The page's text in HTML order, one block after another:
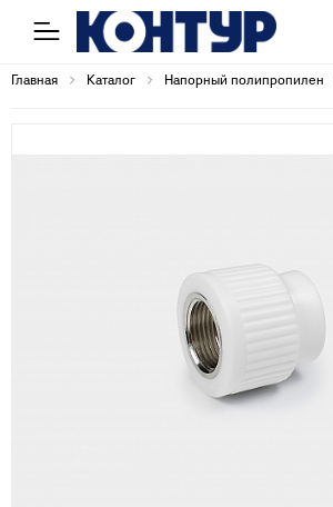
Главная Каталог Напорный полипропилен